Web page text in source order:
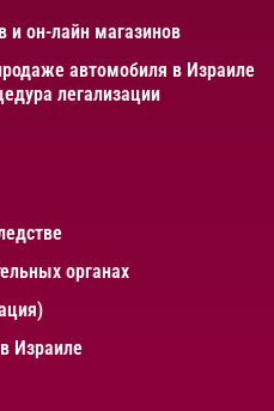
и он-лайн магазинов
автомобиля в Израиле
легализации
органах
Израиле